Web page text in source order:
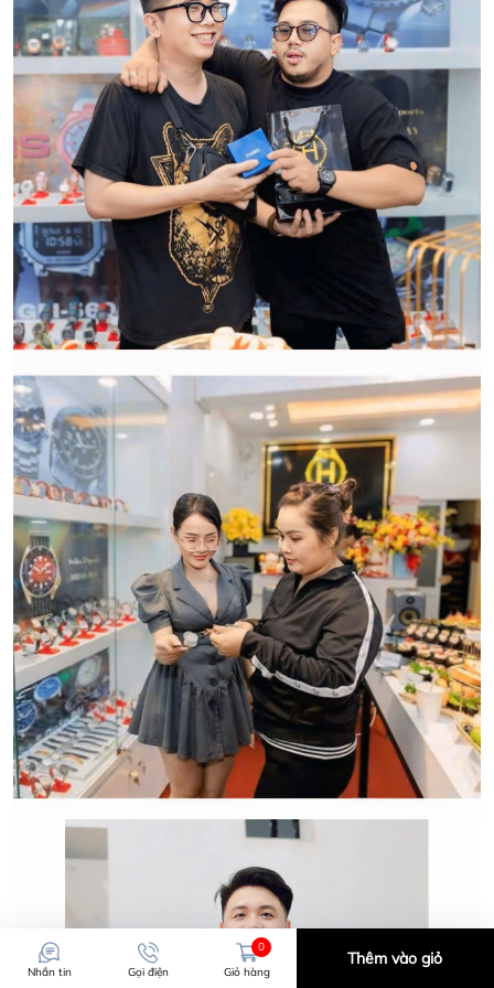
HWATCH Chuyên Nhập khẩu Và Phân Phối Các Loại
Đồng Hồ Chính Hãng
CẢM ƠN QUÝ KHÁCH ĐÃ TIN TƯỞNG VÀ ỦNG HỘ
HWATCH CHUYÊN NHẬP KHẨU và PHÂN PHỐI CÁC
LOẠI ĐỒNG HỒ CHÍNH HÃNG.
Qui trình xử lý thủ tục đổi trả
hàng:
CẢM ƠN QUÝ KHÁCH ĐÃ TIN TƯỞNG VÀ ỦNG HỘ
HWATCH CHUYÊN NHẬP KHẨU và PHÂN PHỐI CÁC
LOẠI ĐỒNG HỒ CHÍNH HÃNG.
Nhắn tin Gọi điện
0
Giỏ hàng
Thêm vào giỏ